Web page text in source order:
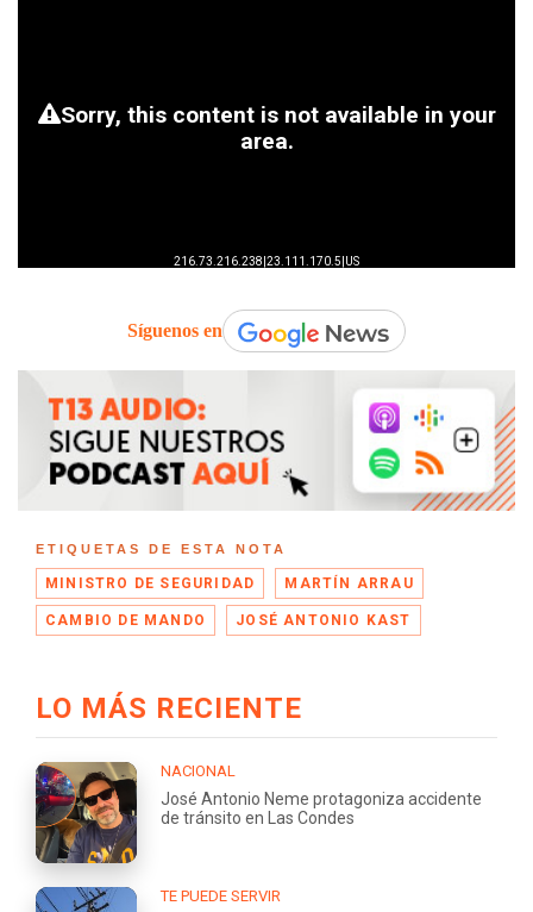
Síguenos en
ETIQUETAS DE ESTA NOTA
MINISTRO DE SEGURIDAD MARTÍN ARRAU
CAMBIO DE MANDO JOSÉ ANTONIO KAST
LO MÁS RECIENTE
NACIONAL
José Antonio Neme protagoniza accidente
de tránsito en Las Condes
TE PUEDE SERVIR